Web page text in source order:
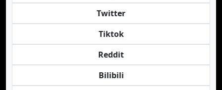
Twitter
Tiktok
Reddit
Bilibili